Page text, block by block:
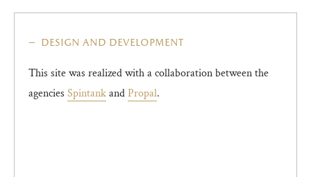
design and development
This site was realized with a collaboration between the
agencies SpintankandPropal.